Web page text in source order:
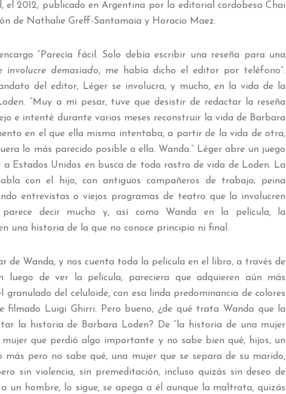
el 2012, publicado en Argentina por la editorial cordobesa Chai
de Nathalie Greff-Santamaia y Horacio Maez.
“Parecía fácil. Solo debía escribir una reseña para una
involucre demasiado, me había dicho el editor por teléfono”.
del editor, Léger se involucra, y mucho, en la vida de la
“Muy a mi pesar, tuve que desistir de redactar la reseña
e intenté durante varios meses reconstruir la vida de Barbara
en el que ella misma intentaba, a partir de la vida de otra,
lo más parecido posible a ella. Wanda.” Léger abre un juego
Estados Unidos en busca de todo rastro de vida de Loden. La
con el hijo, con antiguos compañeros de trabajo; peina
entrevistas o viejos programas de teatro que la involucren
decir mucho y, así como Wanda en la película, la
una historia de la que no conoce principio ni final.
de Wanda, y nos cuenta toda la película en el libro, a través de
luego de ver la película, pareciera que adquieren aún más
granulado del celuloide, con esa linda predominancia de colores
filmado Luigi Ghirri. Pero bueno, ¿de qué trata Wanda que la
la historia de Barbara Loden? De “la historia de una mujer
que perdió algo importante y no sabe bien qué, hijos, un
más pero no sabe qué, una mujer que se separa de su marido,
sin violencia, sin premeditación, incluso quizás sin deseo de
a un hombre, lo sigue, se apega a él aunque la maltrata, quizás